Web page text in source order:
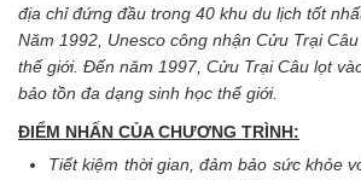
địa chỉ đứng đầu trong 40 khu du lịch tốt
Năm 1992, Unesco công nhận Cửu Trại
thế giới. Đến năm 1997, Cửu Trại Câu lọt
bảo tồn đa dạng sinh học thế giới.
ĐIỂM NHẤN CỦA CHƯƠNG TRÌNH:
Tiết kiệm thời gian, đảm bảo sức khỏe